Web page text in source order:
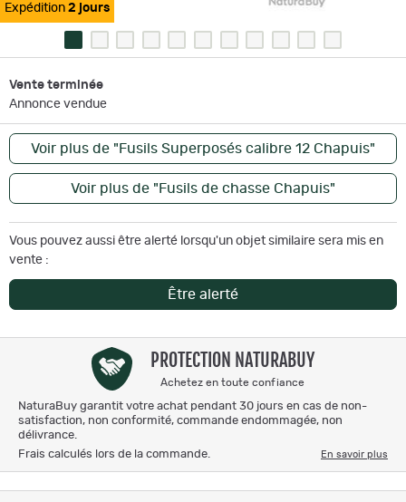
Expédition 2 jours
Vente terminée
Annonce vendue
Voir plus de "Fusils Superposés calibre 12 Chapuis"
Voir plus de "Fusils de chasse Chapuis"
Vous pouvez aussi être alerté lorsqu'un objet similaire sera mis en
vente :
Être alerté
PROTECTION NATURABUY
Achetez en toute confiance
NaturaBuy garantit votre achat pendant 30 jours en cas de non-
satisfaction, non conformité, commande endommagée, non
délivrance.
Frais calculés lors de la commande.
En savoir plus